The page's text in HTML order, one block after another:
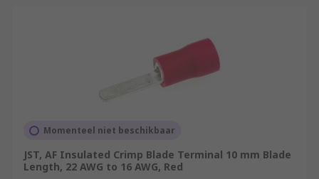
completely inserted into the crimp barrel, which
prevents them from pulling out. Less bulky
uninsulated terminals come without sleeves and
are mainly used for printed circuit boards.
Momenteel niet beschikbaar
JST, AF Insulated Crimp Blade Terminal 10 mm Blade
Length, 22 AWG to 16 AWG, Red